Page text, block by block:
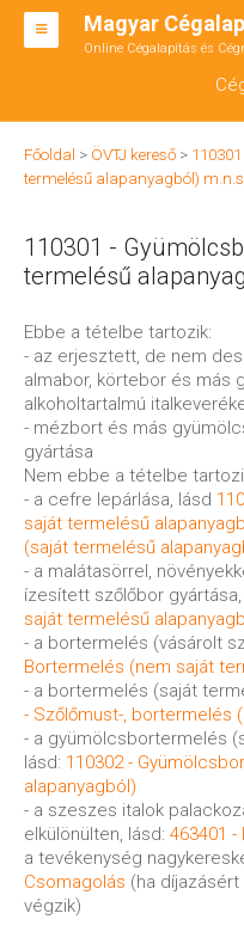
Magyar
Online Cégalapítás és
BT ALAPÍTÁS
RT ALAPÍTÁS
ÁTALAKULÁS
ENGEDÉLYKÖTELES
IRODÁK
Főoldal > ÖVTJ kereső >
termelésű alapanyagból)
110301 -
termelésű
Ebbe a tételbe tartozik:
- az erjesztett, de nem
almabor, körtebor és más
alkoholtartalmú
- mézbort és más
gyártása
Nem ebbe a tételbe
- a cefre lepárlása, lásd
saját termelésű
(saját termelésű
- a malátasörrel,
ízesített szőlőbor gyártása,
saját termelésű
- a bortermelés (vásárolt
Bortermelés (nem saját
- a bortermelés (saját
- Szőlőmust-, bortermelés
- a gyümölcsbortermelés
lásd: 110302 -
alapanyagból)
- a szeszes italok
elkülönülten, lásd: 463401
a tevékenység
Csomagolás (ha
végzik)